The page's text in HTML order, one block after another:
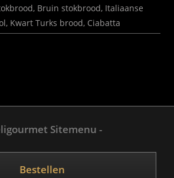
Bruin stokbrood, Italiaanse
Kwart Turks brood, Ciabatta
Sitemenu -
Bestellen